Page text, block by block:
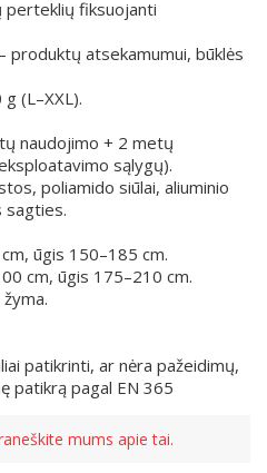
perteklių fiksuojanti
produktų atsekamumui, būklės
(L–XXL).
naudojimo + 2 metų
sąlygų).
poliamido siūlai, aliuminio
sagties.
ūgis 150–185 cm.
cm, ūgis 175–210 cm.
patikrinti, ar nėra pažeidimų,
patikrą pagal EN 365
mums apie tai.